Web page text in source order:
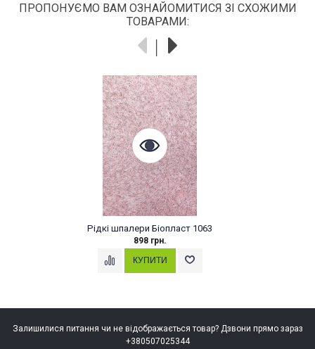
ПРОПОНУЄМО ВАМ ОЗНАЙОМИТИСЯ ЗІ СХОЖИМИ
ТОВАРАМИ:
Залишилися питання чи не відображається товар? Дзвони прямо зараз
+380507025344